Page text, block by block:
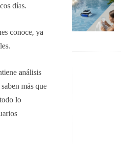
días.
conoce, ya
análisis
más que
lo